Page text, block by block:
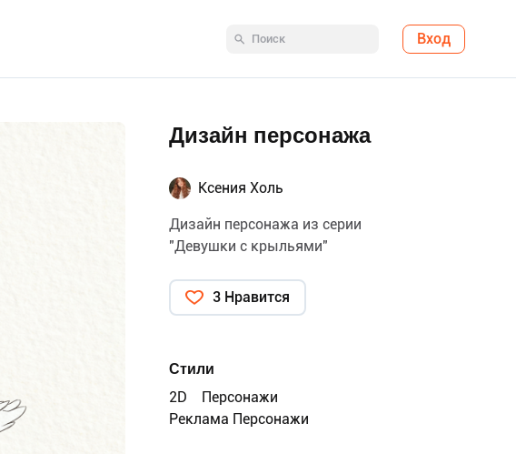
Вход
Дизайн персонажа
Ксения Холь
Дизайн персонажа из серии
"Девушки с крыльями"
3 Нравится
Стили
2D
Персонажи
Реклама Персонажи